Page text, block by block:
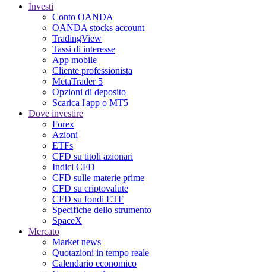
Investi
Conto OANDA
OANDA stocks account
TradingView
Tassi di interesse
App mobile
Cliente professionista
MetaTrader 5
Opzioni di deposito
Scarica l'app o MT5
Dove investire
Forex
Azioni
ETFs
CFD su titoli azionari
Indici CFD
CFD sulle materie prime
CFD su criptovalute
CFD su fondi ETF
Specifiche dello strumento
SpaceX
Mercato
Market news
Quotazioni in tempo reale
Calendario economico